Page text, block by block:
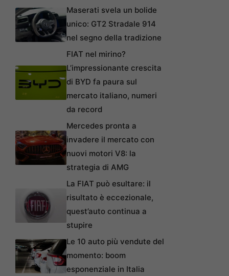
Maserati svela un bolide
unico: GT2 Stradale 914
nel segno della tradizione
FIAT nel mirino?
L’impressionante crescita
di BYD fa paura sul
mercato italiano, numeri
da record
Mercedes pronta a
invadere il mercato con
nuovi motori V8: la
strategia di AMG
La FIAT può esultare: il
risultato è eccezionale,
quest’auto continua a
stupire
Le 10 auto più vendute del
momento: boom
esponenziale in Italia